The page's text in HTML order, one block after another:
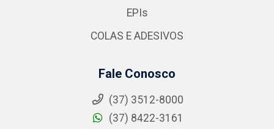
EPIs
COLAS E ADESIVOS
Fale Conosco
(37) 3512-8000
(37) 8422-3161